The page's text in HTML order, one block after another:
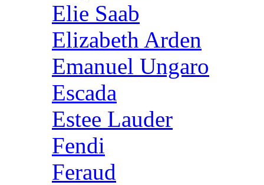
Elie Saab
Elizabeth Arden
Emanuel Ungaro
Escada
Estee Lauder
Fendi
Feraud